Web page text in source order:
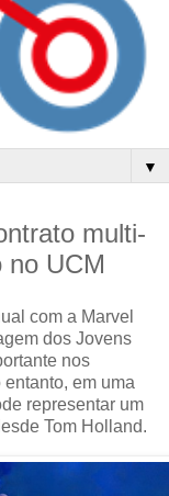
▼
multi-
no UCM
com a Marvel
dos Jovens
nos
em uma
representar um
Tom Holland.